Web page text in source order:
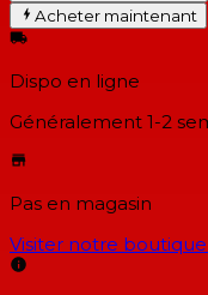
Acheter maintenant
Dispo en ligne
Généralement 1-2
Pas en magasin
Visiter notre boutique